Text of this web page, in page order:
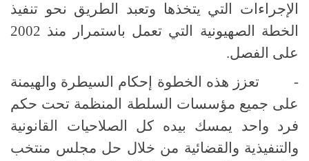
الإجراءات التي يتخذها وتعبد الطريق نحو تنفيذ
الخطة الصهيونية التي تعمل باستمرار منذ 2002
على الفصل.
- تعزز هذه الخطوة إحكام السيطرة والهيمنة
على جميع مؤسسات السلطة المنظمة تحت حكم
فرد واحد يمسك بيده كل الصلاحيات القانونية
والتنفيذية والقضائية من خلال حل مجلس منتخب